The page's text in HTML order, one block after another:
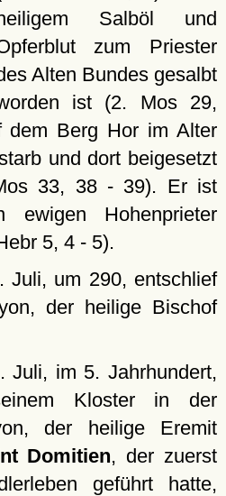
Salböl und
zum Priester
Alten Bundes gesalbt
ist (2. Mos 29,
dem Berg Hor im Alter
und dort beigesetzt
33, 38 - 39). Er ist
ewigen Hohenprieter
5, 4 - 5).
Juli, um 290, entschlief
der heilige Bischof
Juli, im 5. Jahrhundert,
Kloster in der
der heilige Eremit
Domitien, der zuerst
geführt hatte,